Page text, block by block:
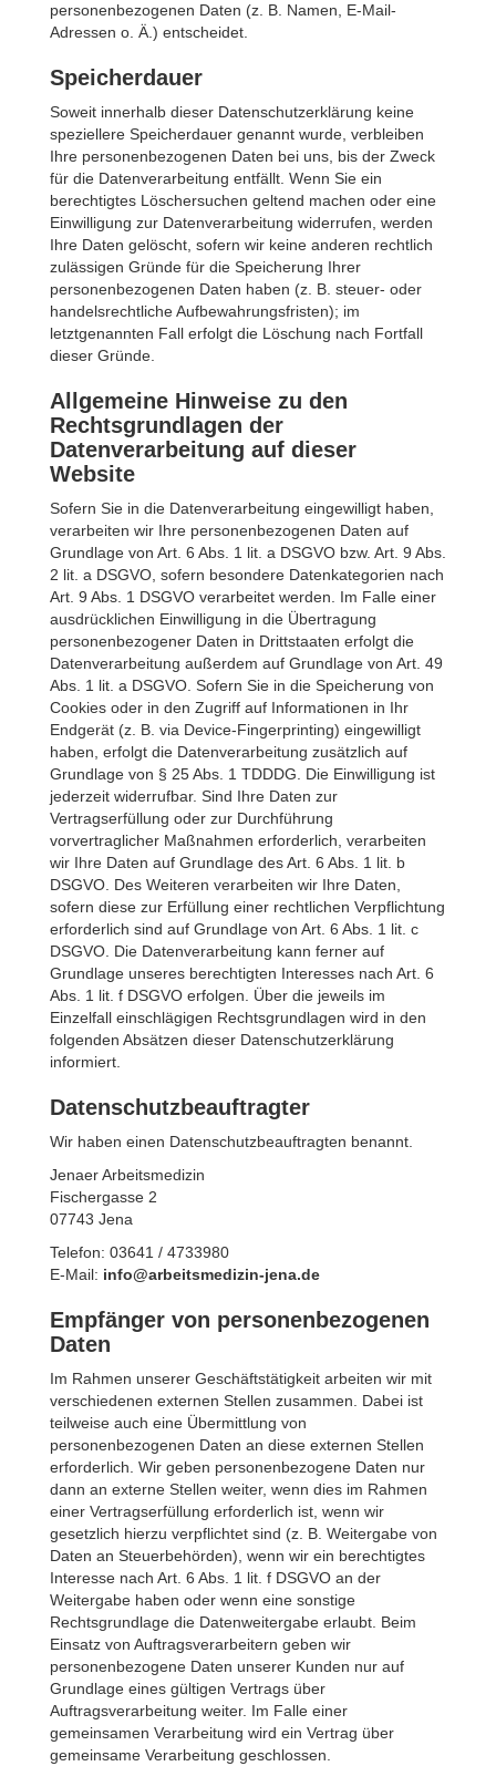
personenbezogenen Daten (z. B. Namen, E-Mail-
Adressen o. Ä.) entscheidet.
Speicherdauer
Soweit innerhalb dieser Datenschutzerklärung keine
speziellere Speicherdauer genannt wurde, verbleiben
Ihre personenbezogenen Daten bei uns, bis der Zweck
für die Datenverarbeitung entfällt. Wenn Sie ein
berechtigtes Löschersuchen geltend machen oder eine
Einwilligung zur Datenverarbeitung widerrufen, werden
Ihre Daten gelöscht, sofern wir keine anderen rechtlich
zulässigen Gründe für die Speicherung Ihrer
personenbezogenen Daten haben (z. B. steuer- oder
handelsrechtliche Aufbewahrungsfristen); im
letztgenannten Fall erfolgt die Löschung nach Fortfall
dieser Gründe.
Allgemeine Hinweise zu den
Rechtsgrundlagen der
Datenverarbeitung auf dieser
Website
Sofern Sie in die Datenverarbeitung eingewilligt haben,
verarbeiten wir Ihre personenbezogenen Daten auf
Grundlage von Art. 6 Abs. 1 lit. a DSGVO bzw. Art. 9 Abs.
2 lit. a DSGVO, sofern besondere Datenkategorien nach
Art. 9 Abs. 1 DSGVO verarbeitet werden. Im Falle einer
ausdrücklichen Einwilligung in die Übertragung
personenbezogener Daten in Drittstaaten erfolgt die
Datenverarbeitung außerdem auf Grundlage von Art. 49
Abs. 1 lit. a DSGVO. Sofern Sie in die Speicherung von
Cookies oder in den Zugriff auf Informationen in Ihr
Endgerät (z. B. via Device-Fingerprinting) eingewilligt
haben, erfolgt die Datenverarbeitung zusätzlich auf
Grundlage von § 25 Abs. 1 TDDDG. Die Einwilligung ist
jederzeit widerrufbar. Sind Ihre Daten zur
Vertragserfüllung oder zur Durchführung
vorvertraglicher Maßnahmen erforderlich, verarbeiten
wir Ihre Daten auf Grundlage des Art. 6 Abs. 1 lit. b
DSGVO. Des Weiteren verarbeiten wir Ihre Daten,
sofern diese zur Erfüllung einer rechtlichen Verpflichtung
erforderlich sind auf Grundlage von Art. 6 Abs. 1 lit. c
DSGVO. Die Datenverarbeitung kann ferner auf
Grundlage unseres berechtigten Interesses nach Art. 6
Abs. 1 lit. f DSGVO erfolgen. Über die jeweils im
Einzelfall einschlägigen Rechtsgrundlagen wird in den
folgenden Absätzen dieser Datenschutzerklärung
informiert.
Datenschutz­beauftragter
Wir haben einen Datenschutzbeauftragten benannt.
Jenaer Arbeitsmedizin
Fischergasse 2
07743 Jena
Telefon: 03641 / 4733980
E-Mail: info@arbeitsmedizin-jena.de
Empfänger von personenbezogenen
Daten
Im Rahmen unserer Geschäftstätigkeit arbeiten wir mit
verschiedenen externen Stellen zusammen. Dabei ist
teilweise auch eine Übermittlung von
personenbezogenen Daten an diese externen Stellen
erforderlich. Wir geben personenbezogene Daten nur
dann an externe Stellen weiter, wenn dies im Rahmen
einer Vertragserfüllung erforderlich ist, wenn wir
gesetzlich hierzu verpflichtet sind (z. B. Weitergabe von
Daten an Steuerbehörden), wenn wir ein berechtigtes
Interesse nach Art. 6 Abs. 1 lit. f DSGVO an der
Weitergabe haben oder wenn eine sonstige
Rechtsgrundlage die Datenweitergabe erlaubt. Beim
Einsatz von Auftragsverarbeitern geben wir
personenbezogene Daten unserer Kunden nur auf
Grundlage eines gültigen Vertrags über
Auftragsverarbeitung weiter. Im Falle einer
gemeinsamen Verarbeitung wird ein Vertrag über
gemeinsame Verarbeitung geschlossen.